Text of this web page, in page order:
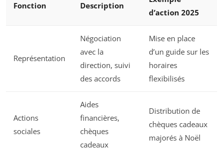
Fonction Description
d’action 2025
Représentation
Négociation
avec la
direction, suivi
des accords
Mise en place
d’un guide sur les
horaires
flexibilisés
Actions
sociales
Aides
financières,
chèques
cadeaux
Distribution de
chèques cadeaux
majorés à Noël